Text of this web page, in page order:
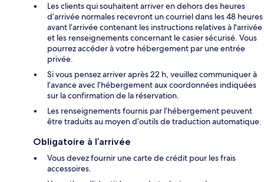
Les clients qui souhaitent arriver en dehors des heures
d’arrivée normales recevront un courriel dans les 48 heures
avant l’arrivée contenant les instructions relatives à l'arrivée
et les renseignements concernant le casier sécurisé. Vous
pourrez accéder à votre hébergement par une entrée
privée.
Si vous pensez arriver après 22 h, veuillez communiquer à
l’avance avec l’hébergement aux coordonnées indiquées
sur la confirmation de la réservation.
Les renseignements fournis par l’hébergement peuvent
être traduits au moyen d’outils de traduction automatique.
Obligatoire à l’arrivée
Vous devez fournir une carte de crédit pour les frais
accessoires.